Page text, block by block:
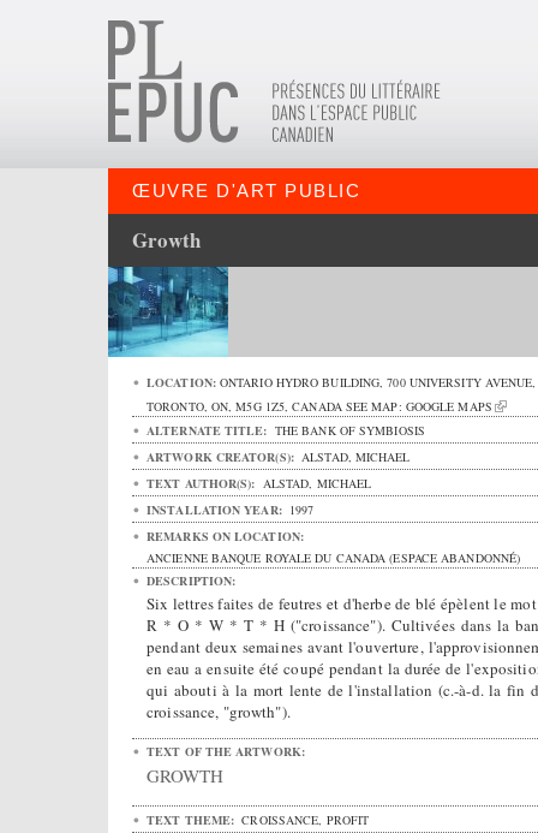
ŒUVRE D'ART PUBLIC
Growth
LOCATION: ONTARIO HYDRO BUILDING,700 UNIVERSITY AVENUE,
TORONTO, ON,M5G 1Z5,CANADA SEE MAP: GOOGLE MAPS
ALTERNATE TITLE: THE BANK OF SYMBIOSIS
ARTWORK CREATOR(S): ALSTAD, MICHAEL
TEXT AUTHOR(S): ALSTAD, MICHAEL
INSTALLATION YEAR: 1997
REMARKS ON LOCATION:
ANCIENNE BANQUE ROYALE DU CANADA (ESPACE ABANDONNÉ)
DESCRIPTION:
Six lettres faites de feutres et d'herbe de blé épèlent le
R * O * W * T * H ("croissance"). Cultivées dans la
pendant deux semaines avant l'ouverture,
en eau a ensuite été coupé pendant la durée de
qui abouti à la mort lente de l'installation (c.-à-d. la fin
croissance, "growth").
TEXT OF THE ARTWORK:
GROWTH
TEXT THEME: CROISSANCE, PROFIT